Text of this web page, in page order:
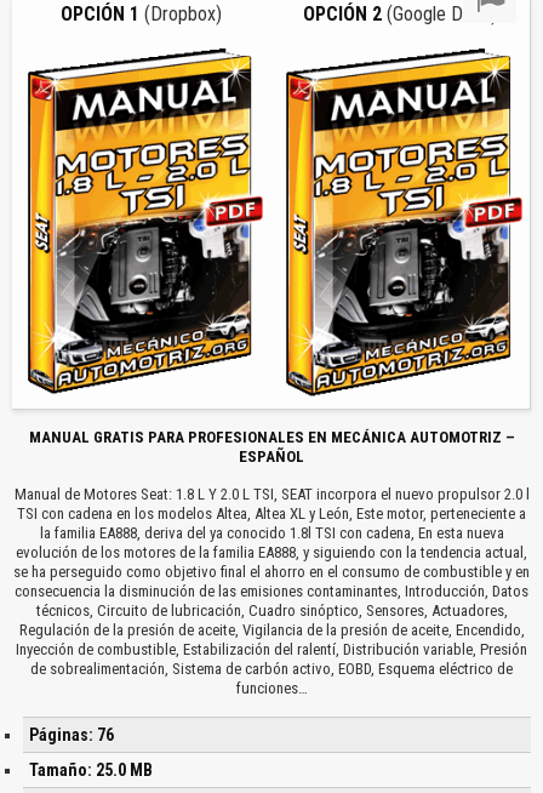
OPCIÓN 1 (Dropbox) OPCIÓN 2 (Google Drive)
MANUAL GRATIS PARA PROFESIONALES EN MECÁNICA AUTOMOTRIZ –
ESPAÑOL
Manual de Motores Seat: 1.8 L Y 2.0 L TSI, SEAT incorpora el nuevo propulsor 2.0 l
TSI con cadena en los modelos Altea, Altea XL y León, Este motor, perteneciente a
la familia EA888, deriva del ya conocido 1.8l TSI con cadena, En esta nueva
evolución de los motores de la familia EA888, y siguiendo con la tendencia actual,
se ha perseguido como objetivo final el ahorro en el consumo de combustible y en
consecuencia la disminución de las emisiones contaminantes, Introducción, Datos
técnicos, Circuito de lubricación, Cuadro sinóptico, Sensores, Actuadores,
Regulación de la presión de aceite, Vigilancia de la presión de aceite, Encendido,
Inyección de combustible, Estabilización del ralentí, Distribución variable, Presión
de sobrealimentación, Sistema de carbón activo, EOBD, Esquema eléctrico de
funciones…
Páginas: 76
Tamaño: 25.0 MB